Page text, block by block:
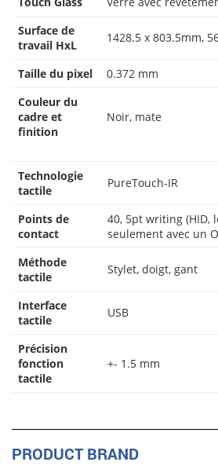
Surface de
travail HxL
1428.5 x 803.5mm,
Taille du pixel
0.372 mm
Couleur du
cadre et
finition
Noir, mate
Technologie
tactile
PureTouch-IR
Points de
contact
40, 5pt writing (HID,
seulement avec un
Méthode
tactile
Stylet, doigt, gant
Interface
tactile
USB
Précision
fonction
tactile
+- 1.5 mm
PRODUCT BRAND